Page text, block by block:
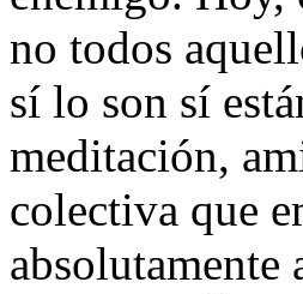
no todos
sí lo son sí
meditación,
colectiva que
absolutamente